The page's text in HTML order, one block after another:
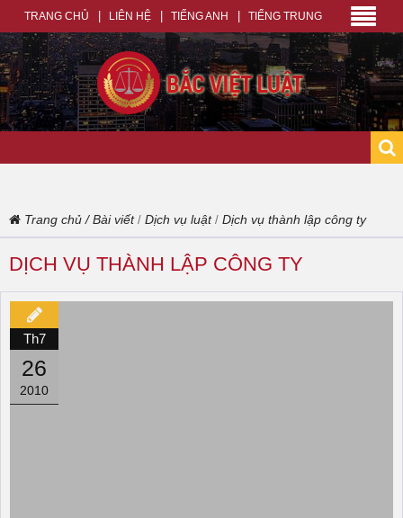
TRANG CHỦ LIÊN HỆ TIẾNG ANH TIẾNG TRUNG
Trang chủ /Bài viết/ Dịch vụ luật/ Dịch vụ thành lập công ty
DỊCH VỤ THÀNH LẬP CÔNG TY
Th7
26
2010